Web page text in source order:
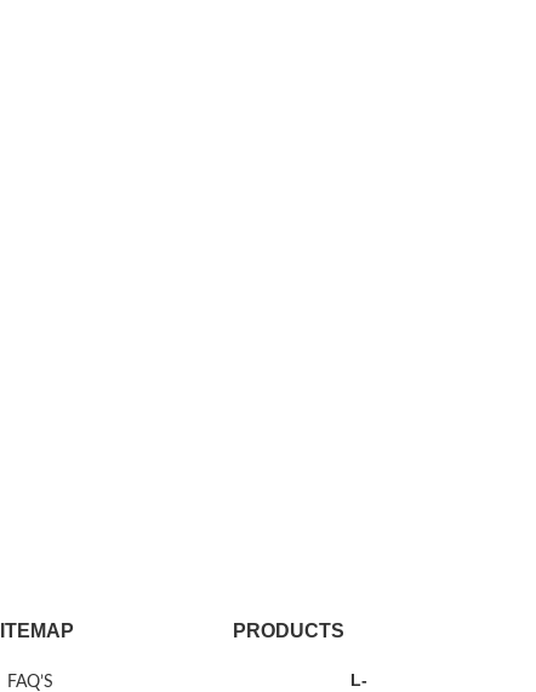
FAQ’S
PRODUCTS
L-